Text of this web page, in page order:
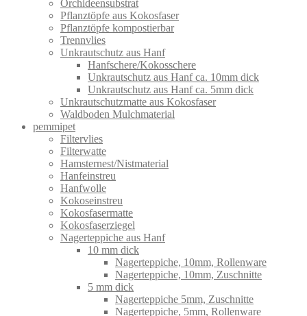
Orchideensubstrat
Pflanztöpfe aus Kokosfaser
Pflanztöpfe kompostierbar
Trennvlies
Unkrautschutz aus Hanf
Hanfschere/Kokosschere
Unkrautschutz aus Hanf ca. 10mm dick
Unkrautschutz aus Hanf ca. 5mm dick
Unkrautschutzmatte aus Kokosfaser
Waldboden Mulchmaterial
pemmipet
Filtervlies
Filterwatte
Hamsternest/Nistmaterial
Hanfeinstreu
Hanfwolle
Kokoseinstreu
Kokosfasermatte
Kokosfaserziegel
Nagerteppiche aus Hanf
10 mm dick
Nagerteppiche, 10mm, Rollenware
Nagerteppiche, 10mm, Zuschnitte
5 mm dick
Nagerteppiche 5mm, Zuschnitte
Nagerteppiche, 5mm, Rollenware